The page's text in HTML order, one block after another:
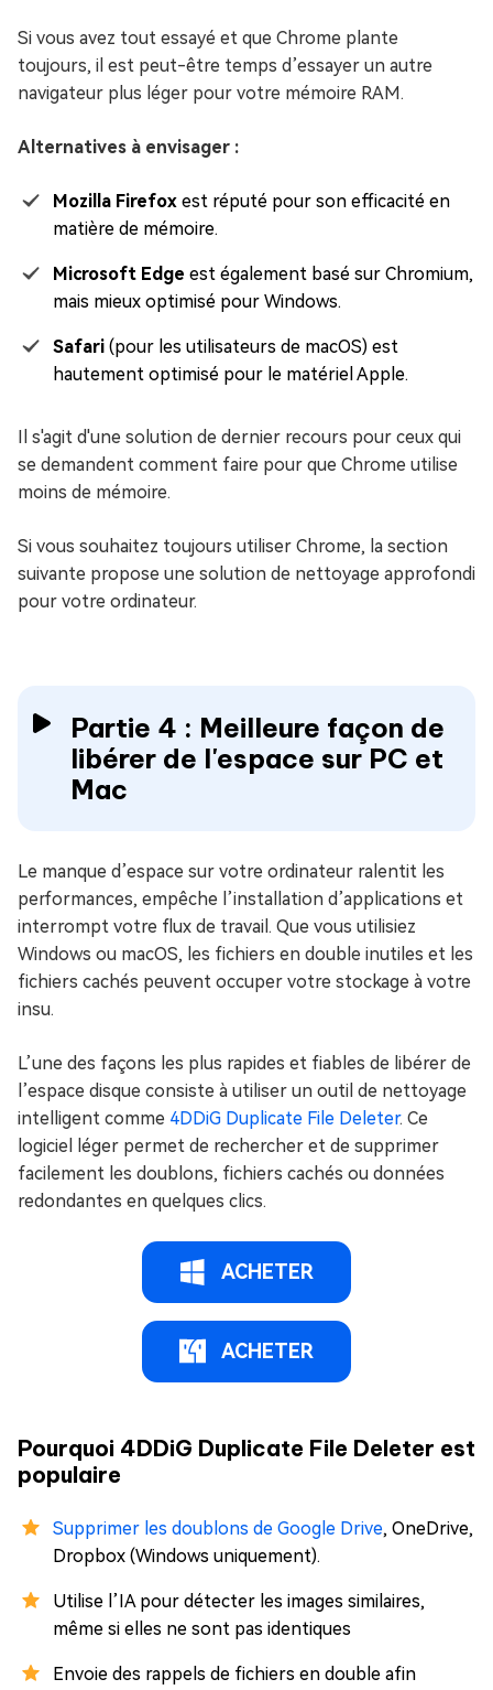
Si vous avez tout essayé et que Chrome plante
toujours, il est peut-être temps d’essayer un autre
navigateur plus léger pour votre mémoire RAM.
Alternatives à envisager :
Mozilla Firefox est réputé pour son efficacité en
matière de mémoire.
Microsoft Edge est également basé sur Chromium,
mais mieux optimisé pour Windows.
Safari (pour les utilisateurs de macOS) est
hautement optimisé pour le matériel Apple.
Il s'agit d'une solution de dernier recours pour ceux qui
se demandent comment faire pour que Chrome utilise
moins de mémoire.
Si vous souhaitez toujours utiliser Chrome, la section
suivante propose une solution de nettoyage approfondi
pour votre ordinateur.
Partie 4 : Meilleure façon de
libérer de l'espace sur PC et
Mac
Le manque d’espace sur votre ordinateur ralentit les
performances, empêche l’installation d’applications et
interrompt votre flux de travail. Que vous utilisiez
Windows ou macOS, les fichiers en double inutiles et les
fichiers cachés peuvent occuper votre stockage à votre
insu.
L’une des façons les plus rapides et fiables de libérer de
l’espace disque consiste à utiliser un outil de nettoyage
intelligent comme 4DDiG Duplicate File Deleter. Ce
logiciel léger permet de rechercher et de supprimer
facilement les doublons, fichiers cachés ou données
redondantes en quelques clics.
ACHETER
ACHETER
Pourquoi 4DDiG Duplicate File Deleter est
populaire
Supprimer les doublons de Google Drive, OneDrive,
Dropbox (Windows uniquement).
Utilise l’IA pour détecter les images similaires,
même si elles ne sont pas identiques
Envoie des rappels de fichiers en double afin